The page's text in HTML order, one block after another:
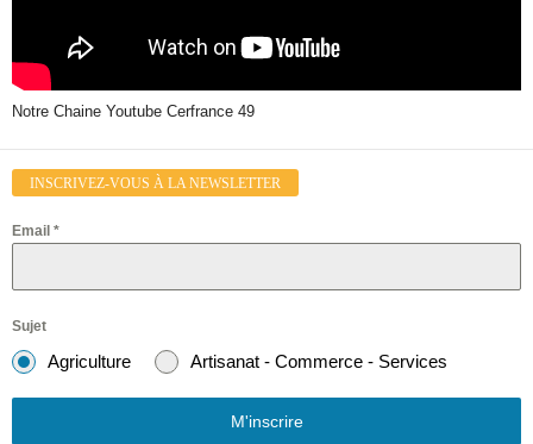
Notre Chaine Youtube Cerfrance 49
INSCRIVEZ-VOUS À LA NEWSLETTER
Email *
Sujet
Agriculture Artisanat - Commerce - Services
M'inscrire